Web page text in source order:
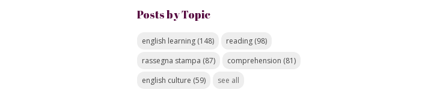
Posts by Topic
english learning (148) reading (98)
rassegna stampa (87) comprehension (81)
english culture (59) see all